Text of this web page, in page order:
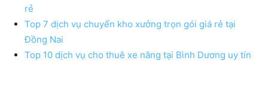
rẻ
Top 7 dịch vụ chuyển kho xưởng trọn gói giá rẻ tại
Đồng Nai
Top 10 dịch vụ cho thuê xe nâng tại Bình Dương uy tín